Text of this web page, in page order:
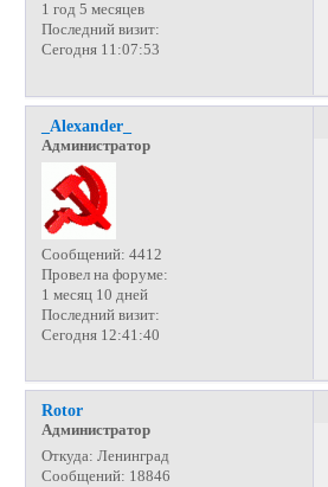
1 год 5 месяцев
Последний визит:
Сегодня 11:07:53
_Alexander_
Администратор
Сообщений: 4412
Провел на форуме:
1 месяц 10 дней
Последний визит:
Сегодня 12:41:40
Rotor
Администратор
Откуда: Ленинград
Сообщений: 18846